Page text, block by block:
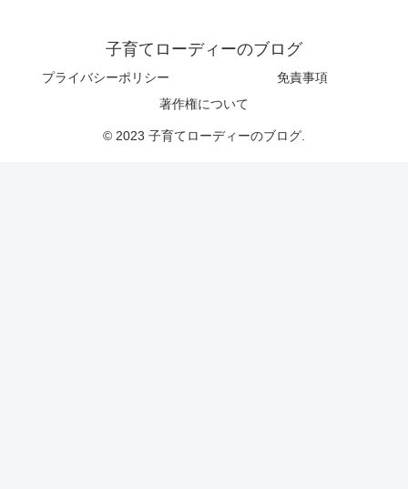
子育てローディーのブログ
プライバシーポリシー
免責事項
著作権について
© 2023 子育てローディーのブログ.